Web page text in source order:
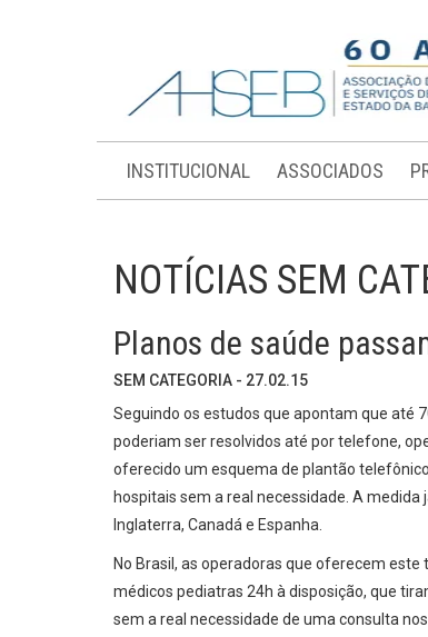
INSTITUCIONAL ASSOCIADOS
NOTÍCIAS SEM
Planos de saúde
SEM CATEGORIA - 27.02.15
Seguindo os estudos que apontam que até
poderiam ser resolvidos até por telefone,
oferecido um esquema de plantão
hospitais sem a real necessidade. A
Inglaterra, Canadá e Espanha.
No Brasil, as operadoras que oferecem
médicos pediatras 24h à disposição, que
sem a real necessidade de uma consulta